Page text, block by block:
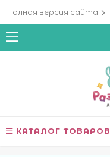
Полная версия сайта
КАТАЛОГ ТОВАРОВ